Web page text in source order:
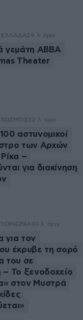
ΕΛΛΑΔΑ29 λ. πριν
γεμάτη ABBA
Theater
ΚΟΣΜΟΣ32 λ. πριν
αστυνομικοί
των Αρχών
–
για διακίνηση
ΚΟΙΝΩΝΙΑ40 λ. πριν
για τον
έκρυβε τη σορό
του σε
– Το ξενοδοχείο
στον Μυστρά